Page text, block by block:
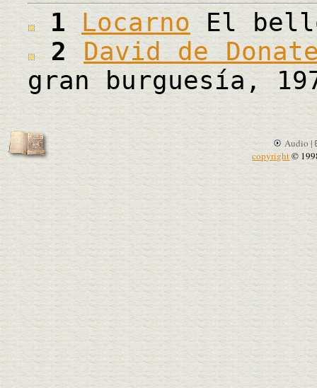
1LocarnoEl
2David de
gran burguesía,
Audio |
copyright©